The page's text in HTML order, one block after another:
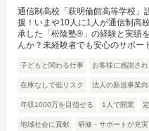
通信制高校「萩明倫館高等学校」
援！いまや10人に1人が通信制高
承した「松陰塾®」の経験と実績
んか？未経験者でも安心のサポー
子どもと関わる仕事 お客様に感謝され
在庫なしで低リスク 法人の新規事業向
年収1000万を目指せる 1人で開業
地域社会に貢献 研修・サポートが充実